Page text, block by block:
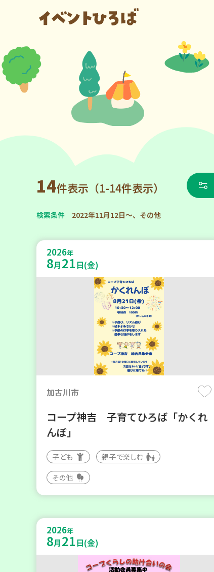
14件表示（1-14件表示）
検索条件 2022年11月12日～、その他
2026年
8月21日(金)
加古川市
コープ神吉 子育てひろば「かくれ
んぼ」
子ども 親子で楽しむ
その他
2026年
8月21日(金)